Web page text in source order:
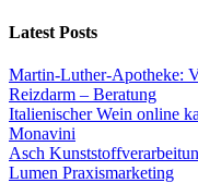
Latest Posts
Martin-Luther-Apotheke:
Reizdarm – Beratung
Italienischer Wein online
Monavini
Asch
Lumen Praxismarketing